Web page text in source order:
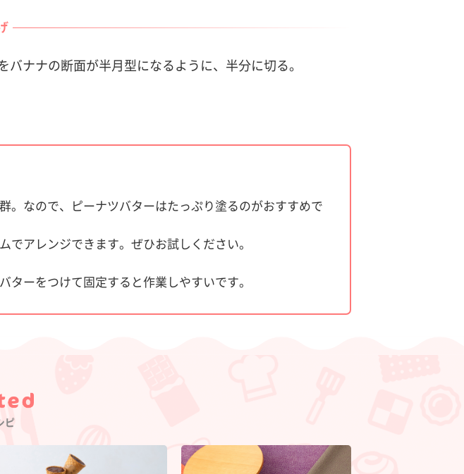
ナナの断面が半月型になるように、半分に切る。
。なので、ピーナツバターはたっぷり塗るのがおすすめで
アレンジできます。ぜひお試しください。
ーをつけて固定すると作業しやすいです。
ピ